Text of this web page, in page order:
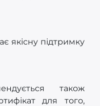
якісну підтримку
також
для того,